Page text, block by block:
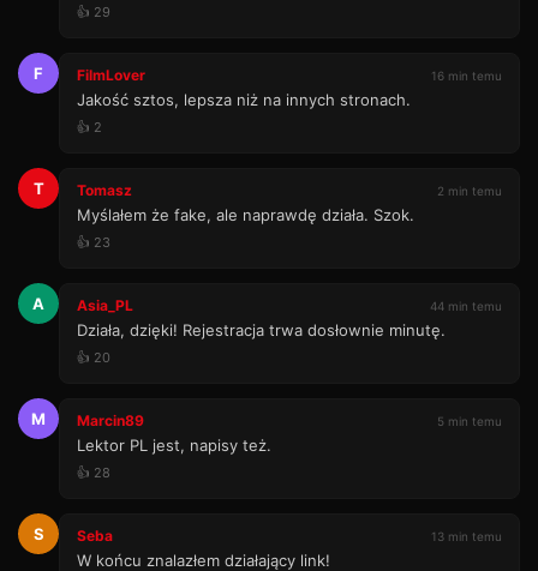
👍 29
F FilmLover 16 min temu
Jakość sztos, lepsza niż na innych stronach.
👍 2
T Tomasz 2 min temu
Myślałem że fake, ale naprawdę działa. Szok.
👍 23
A Asia_PL 44 min temu
Działa, dzięki! Rejestracja trwa dosłownie minutę.
👍 20
M Marcin89 5 min temu
Lektor PL jest, napisy też.
👍 28
S Seba 13 min temu
W końcu znalazłem działający link!